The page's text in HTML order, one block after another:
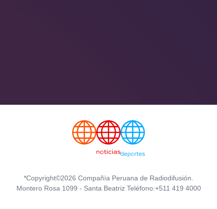
*Copyright©2026 Compañía Peruana de Radiodifusión.
Montero Rosa 1099 - Santa Beatriz Teléfono:+511 419 4000